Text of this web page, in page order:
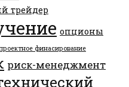
трейдер
опционы
финасирование
риск-менеджмент